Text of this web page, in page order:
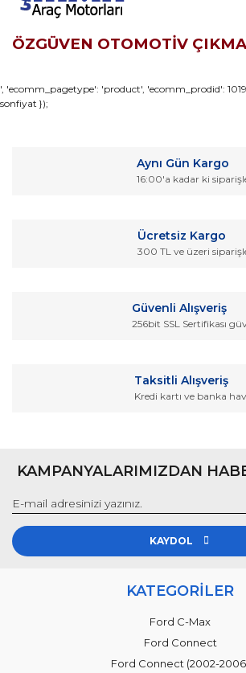
ÖZGÜVEN OTOMOTİV
Yorum Yaz
Bu ürünün fiyat bilgisi, resim, ürün
konularda yetersiz gördüğünüz noktaları
Ürün resmi kalitesiz, bozuk veya
Ürün fiyatı diğer sitelerden daha pahalı.
', 'ecomm_pagetype': 'product', 'ecomm_prodid':
sonfiyat });
Aynı Gün Kargo
16:00'a kadar ki
Ücretsiz Kargo
300 TL ve üzeri
Güvenli Alışveriş
256bit SSL Sertifikası
Taksitli Alışveriş
Kredi kartı ve banka
KAMPANYALARIMIZDAN
KAYDOL
KATEGORİLER
Ford C-Max
Ford Connect
Ford Connect (2002-